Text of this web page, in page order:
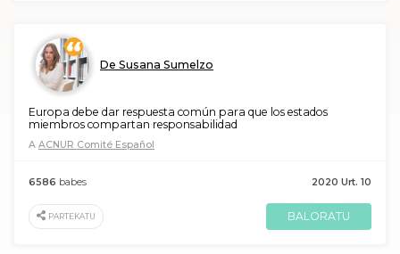
De Susana Sumelzo
Europa debe dar respuesta común para que los estados
miembros compartan responsabilidad
A ACNUR Comité Español
2020 Urt. 10
6586 babes
PARTEKATU BALORATU